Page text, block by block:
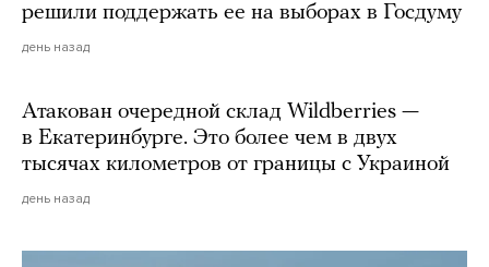
решили поддержать ее на выборах в Госдуму
день назад
Атакован очередной склад Wildberries —
в Екатеринбурге. Это более чем в двух
тысячах километров от границы с Украиной
день назад